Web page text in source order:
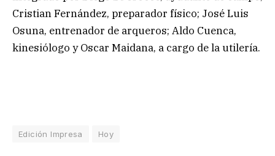
Cristian Fernández, preparador físico; José Luis
Osuna, entrenador de arqueros; Aldo Cuenca,
kinesiólogo y Oscar Maidana, a cargo de la utilería.
Edición Impresa Hoy